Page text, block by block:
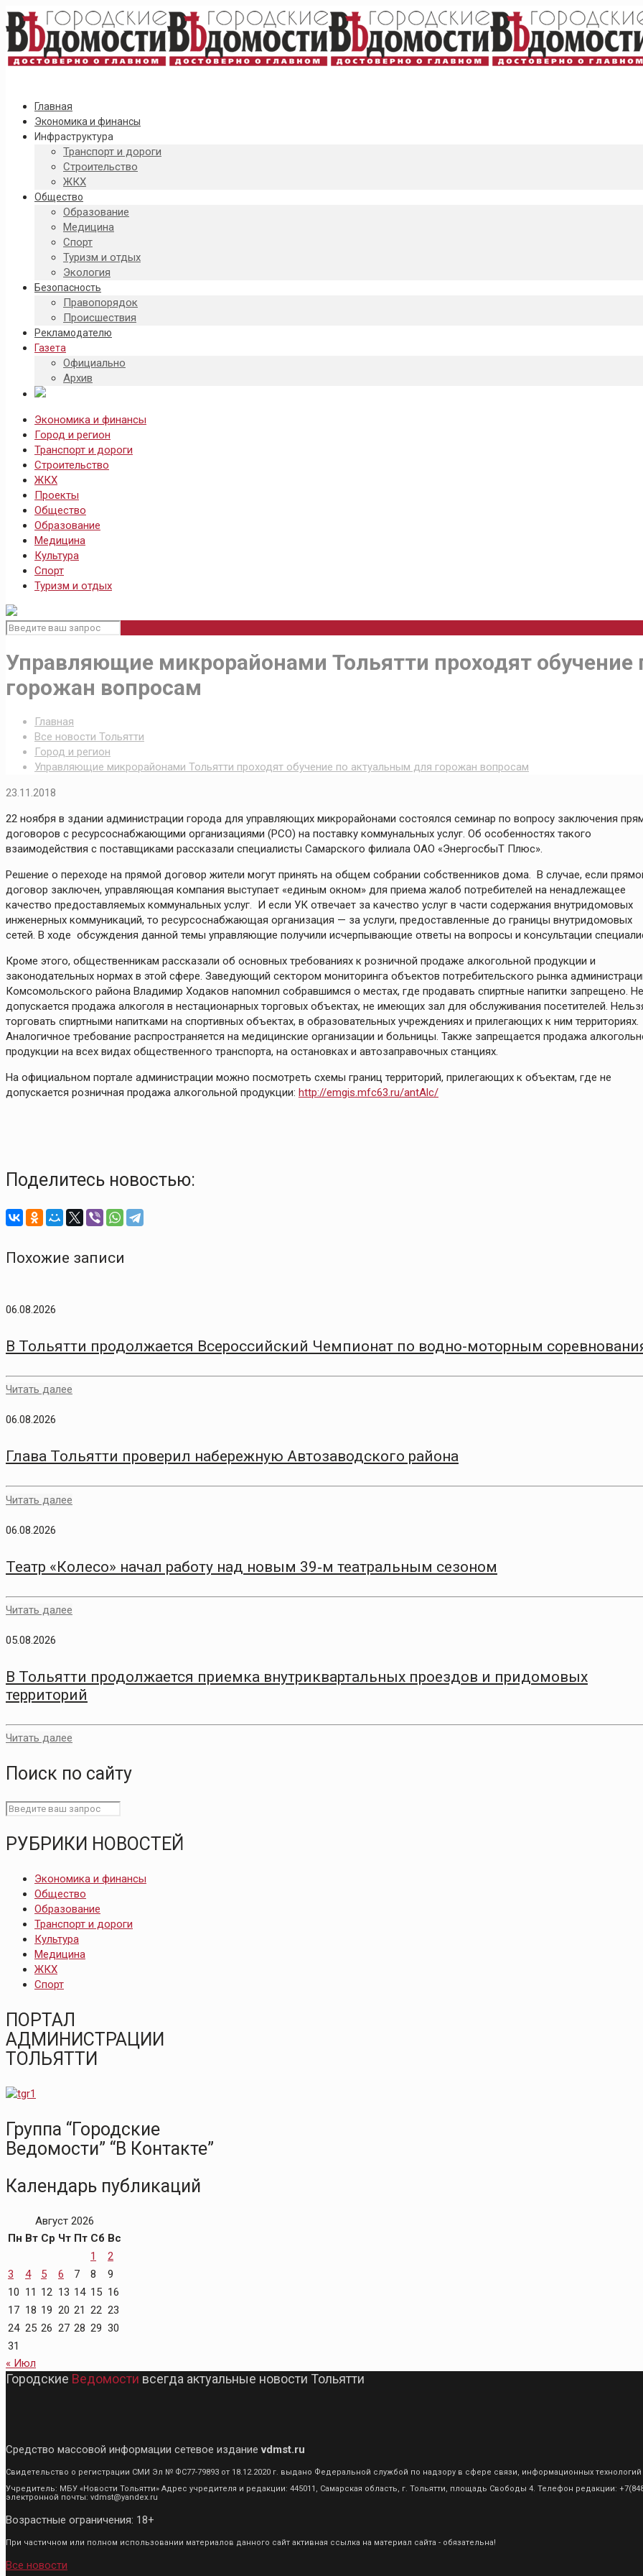
Главная
Экономика и финансы
Инфраструктура
Транспорт и дороги
Строительство
ЖКХ
Общество
Образование
Медицина
Спорт
Туризм и отдых
Экология
Безопасность
Правопорядок
Происшествия
Рекламодателю
Газета
Официально
Архив
Экономика и финансы
Город и регион
Транспорт и дороги
Строительство
ЖКХ
Проекты
Общество
Образование
Медицина
Культура
Спорт
Туризм и отдых
Управляющие микрорайонами Тольятти проходят
горожан вопросам
Главная
Все новости Тольятти
Город и регион
Управляющие микрорайонами Тольятти проходят обучение по актуальным для горожан вопросам
23.11.2018
22 ноября в здании администрации города для управляющих микрорайонами состоялся семинар по вопросу заключения
договоров с ресурсоснабжающими организациями (РСО) на поставку коммунальных услуг. Об особенностях такого
взаимодействия с поставщиками рассказали специалисты Самарского филиала ОАО «ЭнергосбыТ Плюс».
Решение о переходе на прямой договор жители могут принять на общем собрании собственников дома. В случае, если
договор заключен, управляющая компания выступает «единым окном» для приема жалоб потребителей на ненадлежащее
качество предоставляемых коммунальных услуг. И если УК отвечает за качество услуг в части содержания внутридомовых
инженерных коммуникаций, то ресурсоснабжающая организация — за услуги, предоставленные до границы внутридомовых
сетей. В ходе обсуждения данной темы управляющие получили исчерпывающие ответы на вопросы и консультации
Кроме этого, общественникам рассказали об основных требованиях к розничной продаже алкогольной продукции и
законодательных нормах в этой сфере. Заведующий сектором мониторинга объектов потребительского рынка
Комсомольского района Владимир Ходаков напомнил собравшимся о местах, где продавать спиртные напитки запрещено. Не
допускается продажа алкоголя в нестационарных торговых объектах, не имеющих зал для обслуживания посетителей.
торговать спиртными напитками на спортивных объектах, в образовательных учреждениях и прилегающих к ним территориях.
Аналогичное требование распространяется на медицинские организации и больницы. Также запрещается продажа
продукции на всех видах общественного транспорта, на остановках и автозаправочных станциях.
На официальном портале администрации можно посмотреть схемы границ территорий, прилегающих к объектам, где не
допускается розничная продажа алкогольной продукции: http://emgis.mfc63.ru/antAlc/
Поделитесь новостью:
Похожие записи
06.08.2026
В Тольятти продолжается Всероссийский Чемпионат по водно-моторным
Читать далее
06.08.2026
Глава Тольятти проверил набережную Автозаводского района
Читать далее
06.08.2026
Театр «Колесо» начал работу над новым 39‑м театральным сезоном
Читать далее
05.08.2026
В Тольятти продолжается приемка внутриквартальных проездов и придомовых
территорий
Читать далее
Поиск по сайту
РУБРИКИ НОВОСТЕЙ
Экономика и финансы
Общество
Образование
Транспорт и дороги
Культура
Медицина
ЖКХ
Спорт
ПОРТАЛ
АДМИНИСТРАЦИИ
ТОЛЬЯТТИ
Группа “Городские
Ведомости” “В Контакте”
Календарь публикаций
Август 2026
Пн Вт Ср Чт Пт Сб Вс
1
2
3
4 5 6 7 8
9
10 11 12 13 14 15 16
17 18 19 20 21 22 23
24 25 26 27 28 29 30
31
« Июл
Городские Ведомости всегда актуальные новости Тольятти
Средство массовой информации сетевое изданиеvdmst.ru
Свидетельство о регистрации СМИ Эл № ФС77-79893 от 18.12.2020 г. выдано Федеральной службой по надзору в сфере связи, информационных
Учредитель: МБУ «Новости Тольятти» Адрес учредителя и редакции: 445011, Самарская область, г. Тольятти, площадь Свободы 4. Телефон редакции:
электронной почты: vdmst@yandex.ru
Возрастные ограничения: 18+
При частичном или полном использовании материалов данного сайт активная ссылка на материал сайта - обязательна!
Все новости